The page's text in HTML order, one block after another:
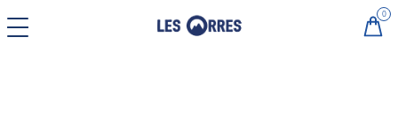
CHANGER DE LANGUE